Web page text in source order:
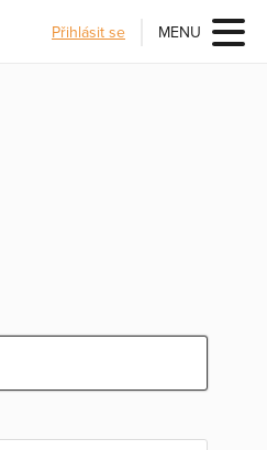
Přihlásit se MENU